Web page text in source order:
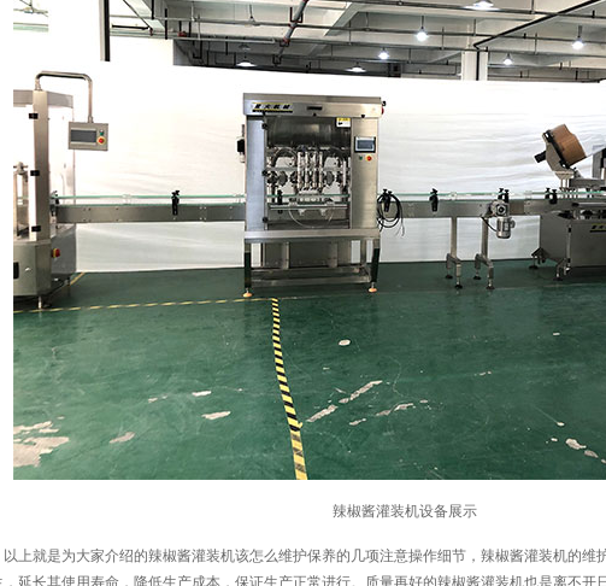
辣椒酱灌装机设备展示
以上就是为大家介绍的辣椒酱灌装机该怎么维护保养的几项注意操作细节，辣椒酱灌装机的维
，延长其使用寿命，降低生产成本，保证生产正常进行。质量再好的辣椒酱灌装机也是离不开